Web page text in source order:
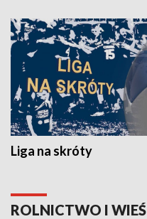
Liga na skróty
ROLNICTWO I WIEŚ